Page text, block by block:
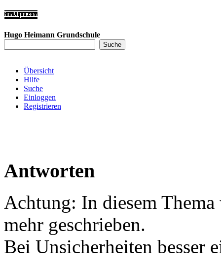
Hugo Heimann Grundschule
Übersicht
Hilfe
Suche
Einloggen
Registrieren
Antworten
Achtung: In diesem
mehr geschrieben.
Bei Unsicherheiten besser